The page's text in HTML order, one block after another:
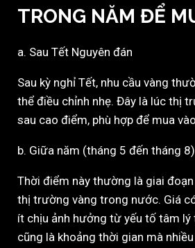
TRONG NĂM ĐỂ
a. Sau Tết Nguyên đán
Sau kỳ nghỉ Tết, nhu cầu vàng
thể điều chỉnh nhẹ. Đây là lúc thị
sau cao điểm, phù hợp để mua
b. Giữa năm (tháng 5 đến tháng 8)
Thời điểm này thường là giai
thị trường vàng trong nước. Giá
ít chịu ảnh hưởng từ yếu tố tâm lý
cũng là khoảng thời gian mà